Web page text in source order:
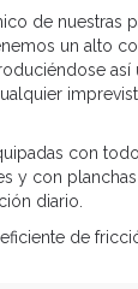
de nuestras
un alto
con
y con
diario.
de